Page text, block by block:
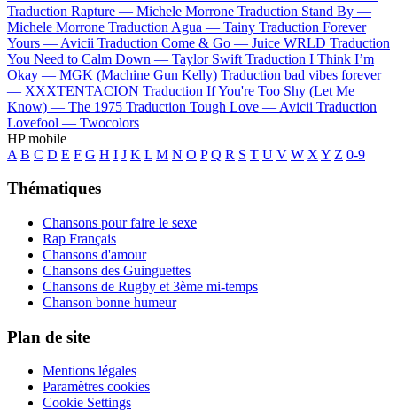
Traduction Rapture — Michele Morrone Traduction Stand By —
Michele Morrone Traduction Agua — Tainy Traduction Forever
Yours — Avicii Traduction Come & Go — Juice WRLD Traduction
You Need to Calm Down — Taylor Swift Traduction I Think I’m
Okay — MGK (Machine Gun Kelly) Traduction bad vibes forever
— XXXTENTACION Traduction If You're Too Shy (Let Me
Know) — The 1975 Traduction Tough Love — Avicii Traduction
Lovefool — Twocolors
HP mobile
A B C D E F G H I J K L M N O P Q R S T U V W X Y Z 0-9
Thématiques
Chansons pour faire le sexe
Rap Français
Chansons d'amour
Chansons des Guinguettes
Chansons de Rugby et 3ème mi-temps
Chanson bonne humeur
Plan de site
Mentions légales
Paramètres cookies
Cookie Settings